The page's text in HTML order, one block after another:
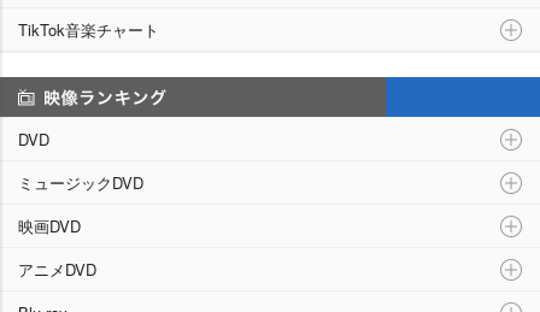
TikTok音楽チャート
DVD
ミュージックDVD
映画DVD
アニメDVD